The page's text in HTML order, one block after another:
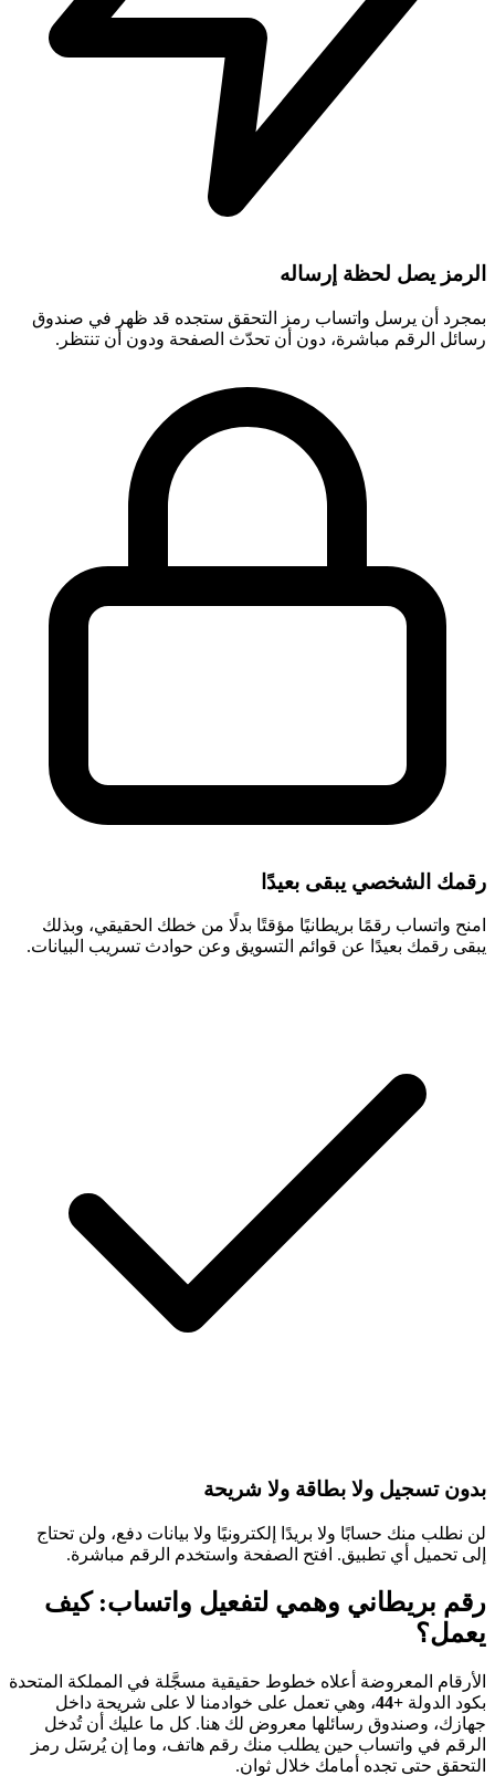
الرمز يصل لحظة إرساله
بمجرد أن يرسل واتساب رمز التحقق ستجده قد ظهر في صندوق
رسائل الرقم مباشرة، دون أن تحدّث الصفحة ودون أن تنتظر.
رقمك الشخصي يبقى بعيدًا
امنح واتساب رقمًا بريطانيًا مؤقتًا بدلًا من خطك الحقيقي، وبذلك
يبقى رقمك بعيدًا عن قوائم التسويق وعن حوادث تسريب البيانات.
بدون تسجيل ولا بطاقة ولا شريحة
لن نطلب منك حسابًا ولا بريدًا إلكترونيًا ولا بيانات دفع، ولن تحتاج
إلى تحميل أي تطبيق. افتح الصفحة واستخدم الرقم مباشرة.
رقم بريطاني وهمي لتفعيل واتساب: كيف
يعمل؟
الأرقام المعروضة أعلاه خطوط حقيقية مسجَّلة في المملكة المتحدة
بكود الدولة +44
، وهي تعمل على خوادمنا لا على شريحة داخل
جهازك، وصندوق رسائلها معروض لك هنا. كل ما عليك أن تُدخل
الرقم في واتساب حين يطلب منك رقم هاتف، وما إن يُرسَل رمز
التحقق حتى تجده أمامك خلال ثوانٍ.